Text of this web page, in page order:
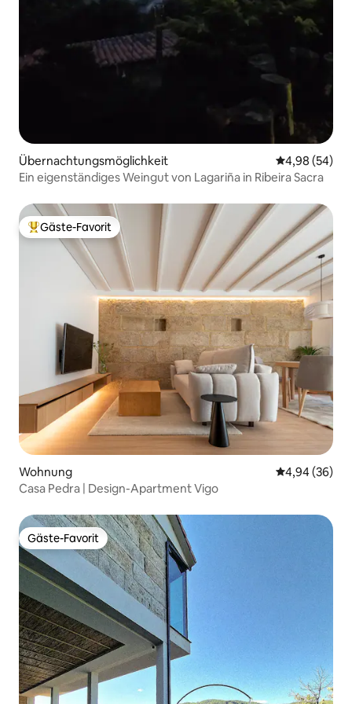
Übernachtungsmöglichkeit
4,98 (54)
Ein eigenständiges Weingut von Lagariña in Ribeira Sacra
Beliebter Gäste-Favorit.
Gäste-Favorit
Wohnung
4,94 (36)
Casa Pedra | Design-Apartment Vigo
Gäste-Favorit
Gäste-Favorit